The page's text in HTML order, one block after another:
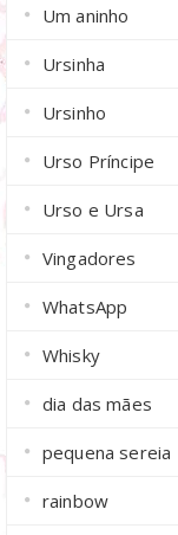
Um aninho
Ursinha
Ursinho
Urso Príncipe
Urso e Ursa
Vingadores
WhatsApp
Whisky
dia das mães
pequena sereia
rainbow